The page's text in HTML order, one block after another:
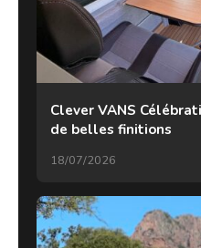
Clever VANS
de belles finitions
18/07/2026